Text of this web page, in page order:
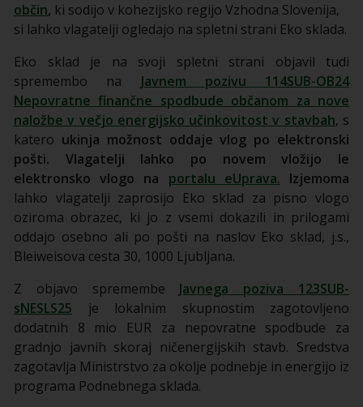
občin, ki sodijo v kohezijsko regijo Vzhodna Slovenija,
si lahko vlagatelji ogledajo na spletni strani Eko sklada.
Eko sklad je na svoji spletni strani objavil tudi
spremembo na Javnem pozivu 114SUB-OB24
Nepovratne finančne spodbude občanom za nove
naložbe v večjo energijsko učinkovitost v stavbah, s
katero ukinja možnost oddaje vlog po elektronski
pošti.
Vlagatelji lahko po novem vložijo le
elektronsko vlogo na portalu eUprava. Izjemoma
lahko vlagatelji zaprosijo Eko sklad za pisno vlogo
oziroma obrazec, ki jo z vsemi dokazili in prilogami
oddajo osebno ali po pošti na naslov Eko sklad, j.s.,
Bleiweisova cesta 30, 1000 Ljubljana.
Z objavo spremembe Javnega poziva 123SUB-
sNESLS25 je lokalnim skupnostim zagotovljeno
dodatnih 8 mio EUR za nepovratne spodbude za
gradnjo javnih skoraj ničenergijskih stavb. Sredstva
zagotavlja Ministrstvo za okolje podnebje in energijo iz
programa Podnebnega sklada.